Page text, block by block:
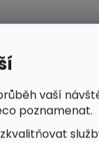
vaší
poznamenat.
snížení